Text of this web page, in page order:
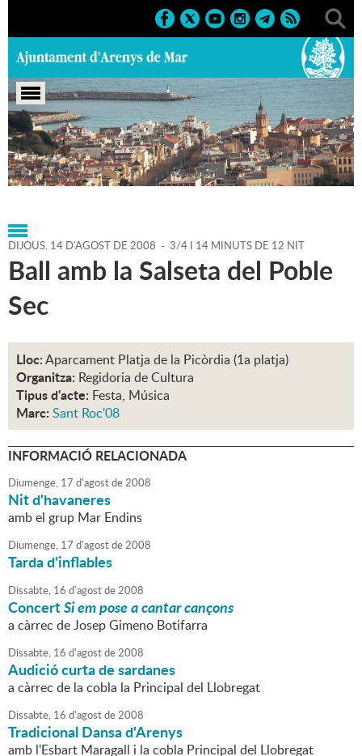
Portada > Agenda > 14-08-
2008 > Marcs > Culturals > 2008 > Sant Roc'08
DIJOUS, 14 D'AGOST DE 2008 - 3/4 I 14 MINUTS DE 12 NIT
Ball amb la Salseta del Poble
Sec
Lloc:Aparcament Platja de la Picòrdia (1a platja)
Organitza: Regidoria de Cultura
Tipus d'acte: Festa, Música
Marc: Sant Roc'08
INFORMACIÓ RELACIONADA
Diumenge, 17 d'agostde2008
Nit d'havaneres
amb el grup Mar Endins
Diumenge, 17 d'agostde2008
Tarda d'inflables
Dissabte, 16 d'agostde2008
ConcertSi em pose a cantar cançons
a càrrec de Josep Gimeno Botifarra
Dissabte, 16 d'agostde2008
Audició curta de sardanes
a càrrec de la cobla la Principal del Llobregat
Dissabte, 16 d'agostde2008
Tradicional Dansa d'Arenys
amb l'Esbart Maragall i la cobla Principal del Llobregat